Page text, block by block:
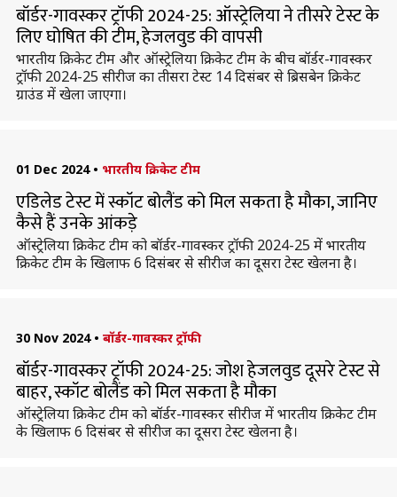
बॉर्डर-गावस्कर ट्रॉफी 2024-25: ऑस्ट्रेलिया ने तीसरे टेस्ट के
लिए घोषित की टीम, हेजलवुड की वापसी
भारतीय क्रिकेट टीम और ऑस्ट्रेलिया क्रिकेट टीम के बीच बॉर्डर-गावस्कर
ट्रॉफी 2024-25 सीरीज का तीसरा टेस्ट 14 दिसंबर से ब्रिसबेन क्रिकेट
ग्राउंड में खेला जाएगा।
01 Dec 2024 • भारतीय क्रिकेट टीम
एडिलेड टेस्ट में स्कॉट बोलैंड को मिल सकता है मौका, जानिए
कैसे हैं उनके आंकड़े
ऑस्ट्रेलिया क्रिकेट टीम को बॉर्डर-गावस्कर ट्रॉफी 2024-25 में भारतीय
क्रिकेट टीम के खिलाफ 6 दिसंबर से सीरीज का दूसरा टेस्ट खेलना है।
30 Nov 2024 • बॉर्डर-गावस्कर ट्रॉफी
बॉर्डर-गावस्कर ट्रॉफी 2024-25: जोश हेजलवुड दूसरे टेस्ट से
बाहर, स्कॉट बोलैंड को मिल सकता है मौका
ऑस्ट्रेलिया क्रिकेट टीम को बॉर्डर-गावस्कर सीरीज में भारतीय क्रिकेट टीम
के खिलाफ 6 दिसंबर से सीरीज का दूसरा टेस्ट खेलना है।